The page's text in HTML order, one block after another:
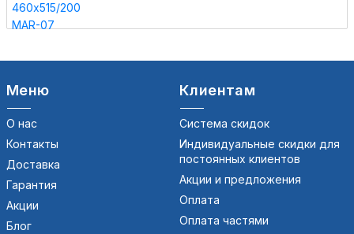
Меню
О нас
Контакты
Доставка
Гарантия
Акции
Блог
Клиентам
Система скидок
Индивидуальные скидки для
постоянных клиентов
Акции и предложения
Оплата
Оплата частями